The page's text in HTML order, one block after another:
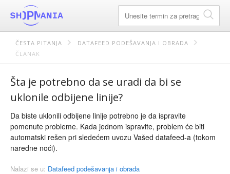
ČESTA PITANJA
DATAFEED PODEŠAVANJA I OBRADA
ČLANAK
Šta je potrebno da se uradi da bi se
uklonile odbijene linije?
Da biste uklonili odbijene linije potrebno je da ispravite
pomenute probleme. Kada jednom ispravite, problem će biti
automatski rešen pri sledećem uvozu Vašed datafeed-a (tokom
naredne noći).
Nalazi se u: Datafeed podešavanja i obrada